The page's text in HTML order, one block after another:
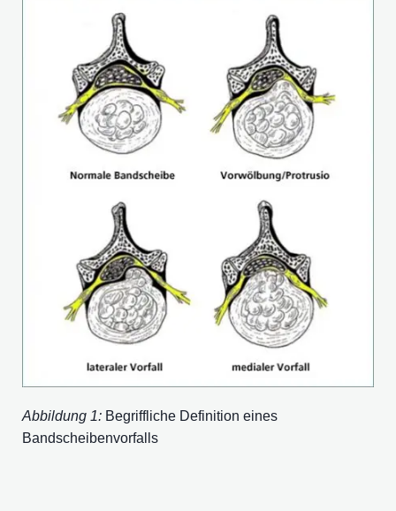
Abbildung 1: Begriffliche Definition eines
Bandscheibenvorfalls